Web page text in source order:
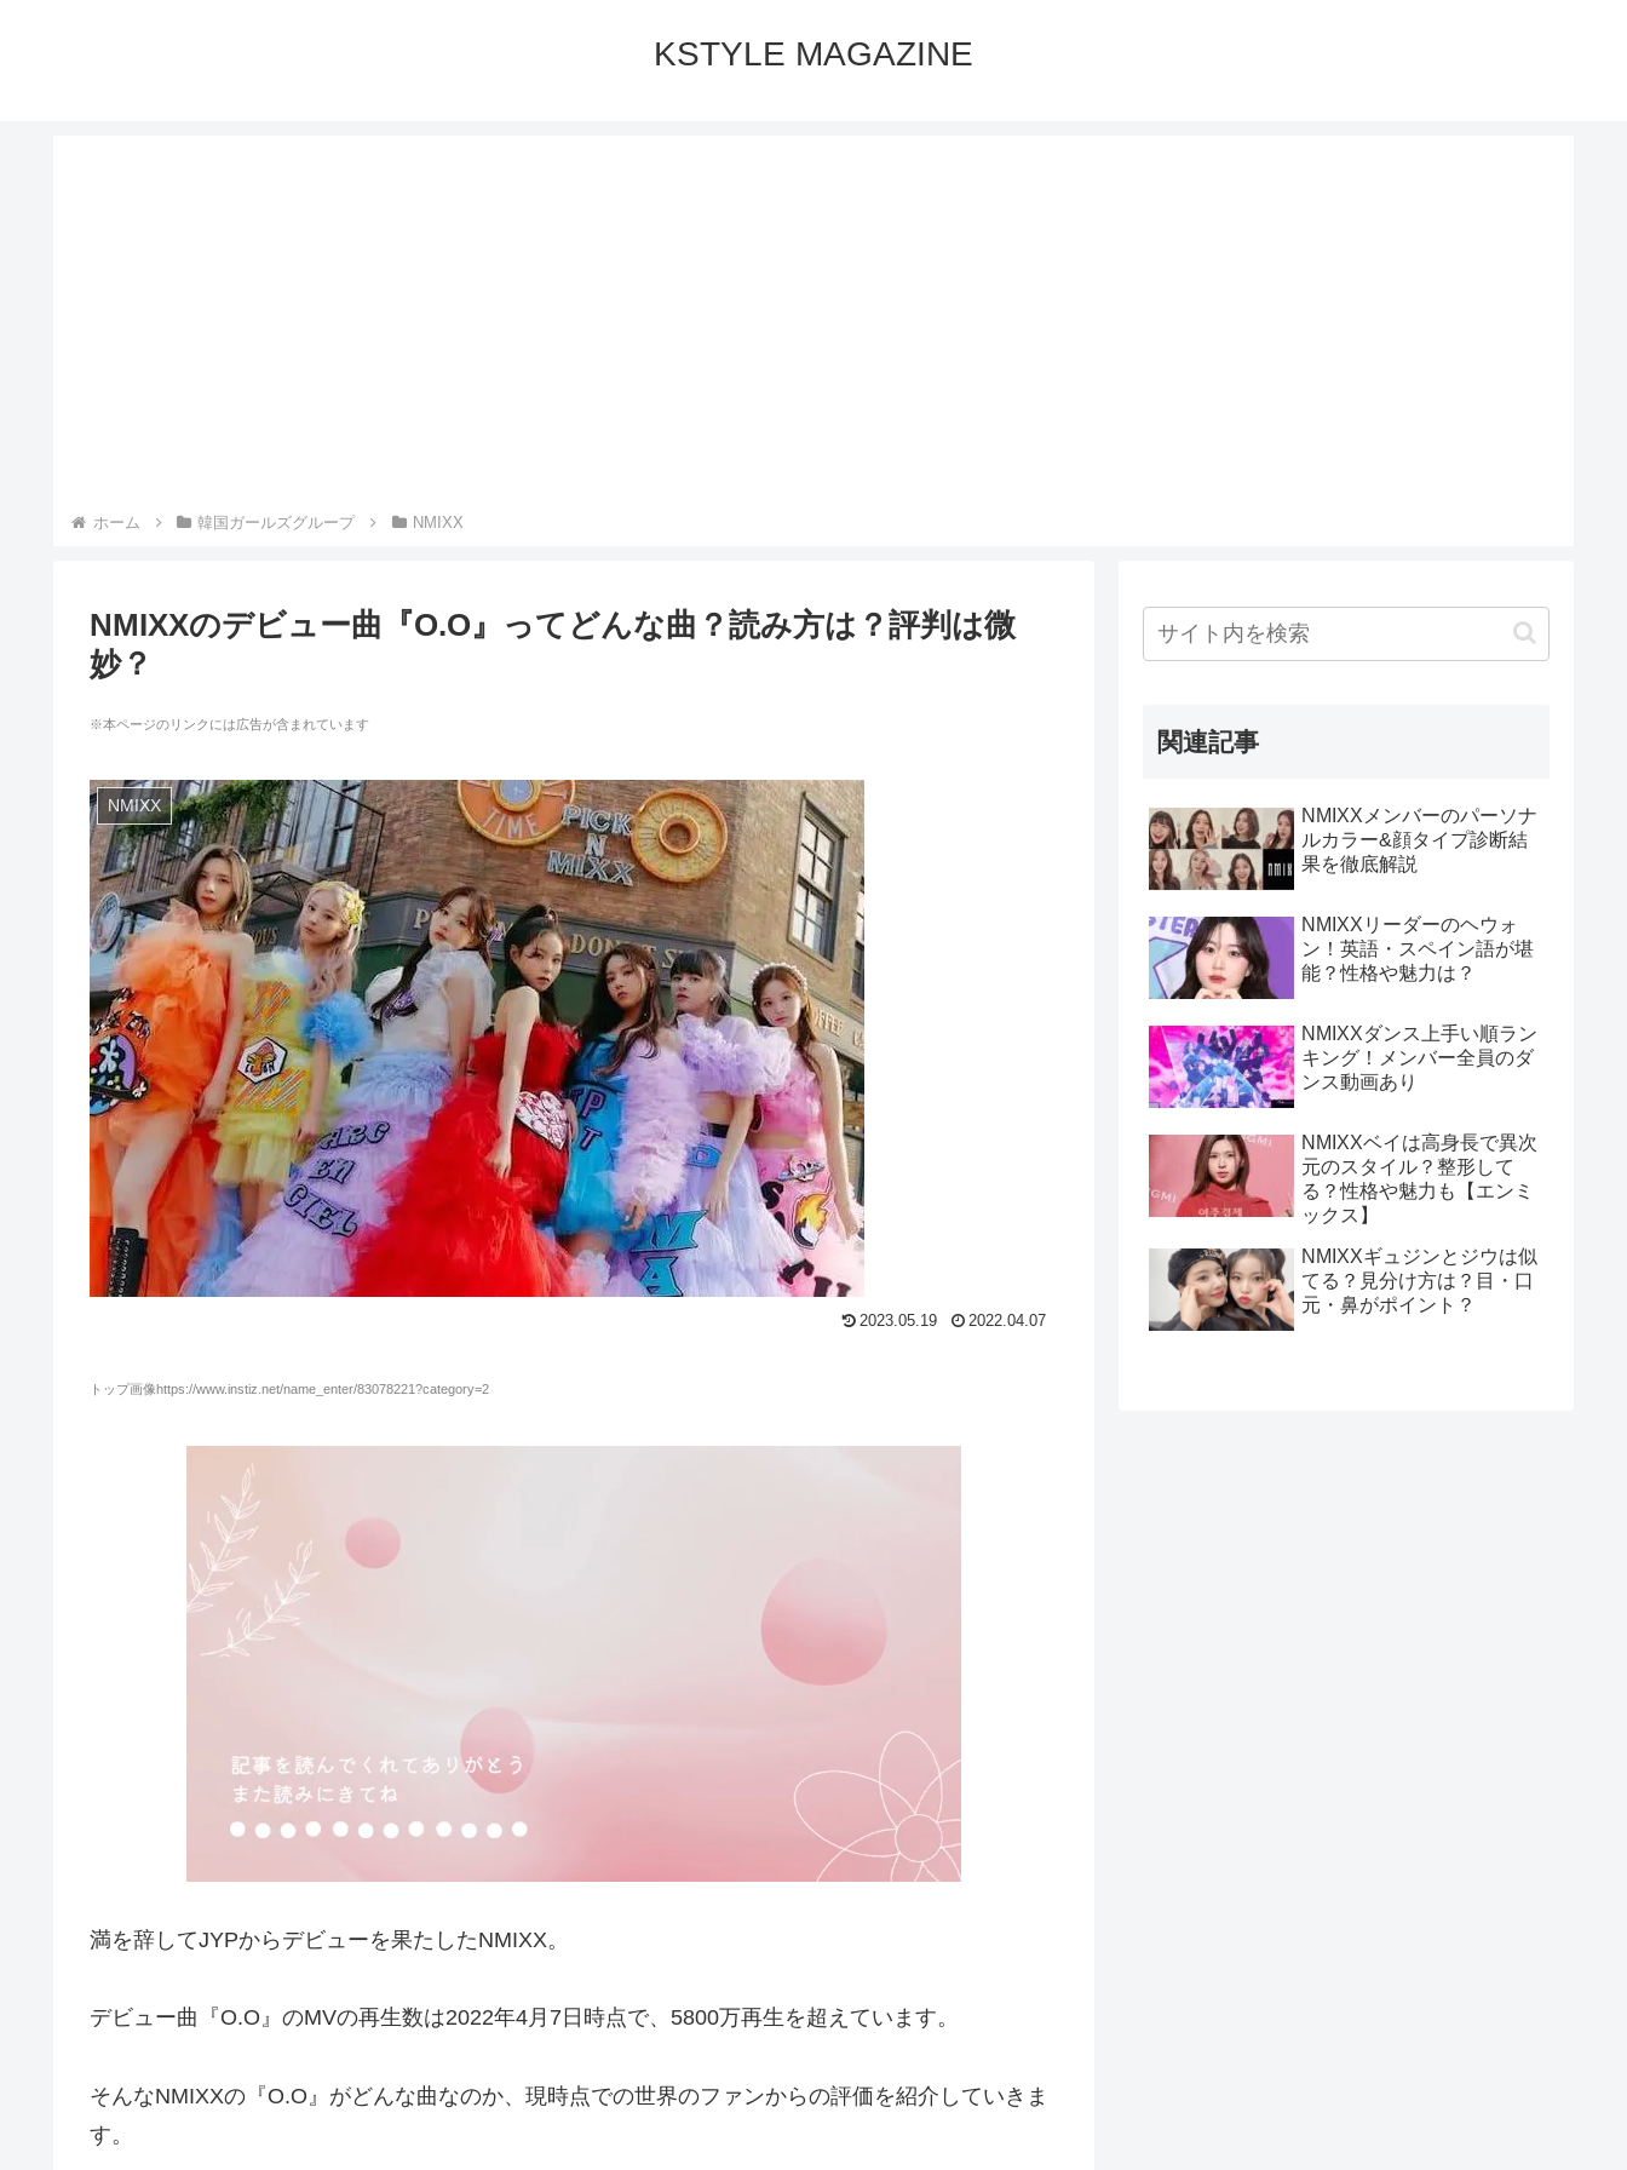
KSTYLE MAGAZINE
ホーム 韓国ガールズグループ NMIXX
NMIXXのデビュー曲『O.O』ってどんな曲？読み方は？評判は微
妙？
※本ページのリンクには広告が含まれています
NMIXX
2023.05.19 2022.04.07
トップ画像https://www.instiz.net/name_enter/83078221?category=2
満を辞してJYPからデビューを果たしたNMIXX。
デビュー曲『O.O』のMVの再生数は2022年4月7日時点で、5800万再生を超えています。
そんなNMIXXの『O.O』がどんな曲なのか、現時点での世界のファンからの評価を紹介していきま
す。
関連記事
NMIXXメンバーのパーソナ
ルカラー&顔タイプ診断結
果を徹底解説
NMIXXリーダーのヘウォ
ン！英語・スペイン語が堪
能？性格や魅力は？
NMIXXダンス上手い順ラン
キング！メンバー全員のダ
ンス動画あり
NMIXXベイは高身長で異次
元のスタイル？整形して
る？性格や魅力も【エンミ
ックス】
NMIXXギュジンとジウは似
てる？見分け方は？目・口
元・鼻がポイント？